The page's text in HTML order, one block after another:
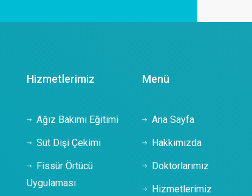
Hizmetlerimiz
Ağız Bakımı Eğitimi
Süt Dişi Çekimi
Fissür Örtücü
Uygulaması
Menü
Ana Sayfa
Hakkımızda
Doktorlarımız
Hizmetlerimiz